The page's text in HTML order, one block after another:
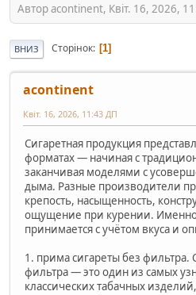
Автор acontinent, Квіт. 16, 2026,
ВНИЗ Сторінок 1
acontinent
Квіт. 16, 2026, 11:43 ДП
Сигаретная продукция
форматах — начиная с
заканчивая моделями с
дыма. Разные производители
крепость, насыщенность,
ощущение при курении.
принимается с учётом вкуса и
1. прима сигареты без фильтра.
фильтра — это один из самых
классических табачных